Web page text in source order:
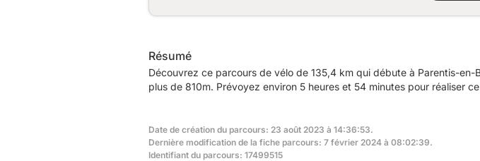
Résumé
Découvrez ce parcours de vélo de 135,4 km qui débute à Parentis-
plus de 810m. Prévoyez environ 5 heures et 54 minutes pour réaliser
Date de création du parcours: 23 août 2023 à 14:36:53.
Dernière modification de la fiche parcours: 7 février 2024 à 08:02:39.
Identifiant du parcours: 17499515